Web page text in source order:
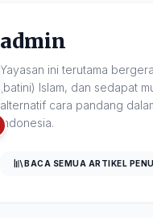
admin
Yayasan ini terutama
(batini) Islam, dan sedapat
alternatif cara pandang
Indonesia.
BACA SEMUA ARTIKEL